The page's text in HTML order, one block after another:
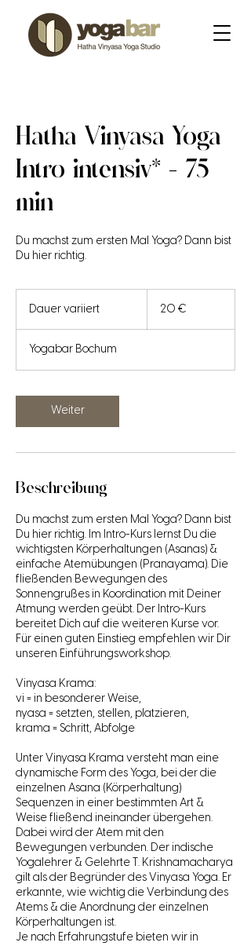
Hatha Vinyasa Yoga
Intro intensiv* - 75
min
Du machst zum ersten Mal Yoga? Dann bist
Du hier richtig.
Dauer variiert
e
r
a
i
t
Euro
20 €
Yogabar Bochum
Weiter
Beschreibung
Du machst zum ersten Mal Yoga? Dann bist
Du hier richtig. Im Intro-Kurs lernst Du die
wichtigsten Körperhaltungen (Asanas) &
einfache Atemübungen (Pranayama). Die
fließenden Bewegungen des
Sonnengrußes in Koordination mit Deiner
Atmung werden geübt. Der Intro-Kurs
bereitet Dich auf die weiteren Kurse vor.
Für einen guten Einstieg empfehlen wir Dir
unseren Einführungsworkshop.
Vinyasa Krama:
vi = in besonderer Weise,
nyasa = setzten, stellen, platzieren,
krama = Schritt, Abfolge
Unter Vinyasa Krama versteht man eine
dynamische Form des Yoga, bei der die
einzelnen Asana (Körperhaltung)
Sequenzen in einer bestimmten Art &
Weise fließend ineinander übergehen.
Dabei wird der Atem mit den
Bewegungen verbunden. Der indische
Yogalehrer & Gelehrte T. Krishnamacharya
gilt als der Begründer des Vinyasa Yoga. Er
erkannte, wie wichtig die Verbindung des
Atems & die Anordnung der einzelnen
Körperhaltungen ist.
Je nach Erfahrungstufe bieten wir in